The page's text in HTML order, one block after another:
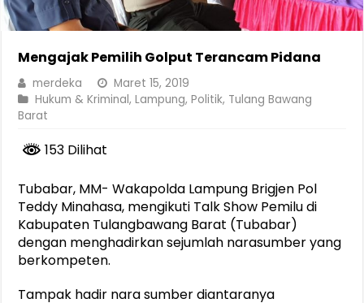
Mengajak Pemilih Golput Terancam Pidana
merdeka
Maret 15, 2019
Hukum & Kriminal,Lampung,Politik, Tulang Bawang
Barat
153 Dilihat
Tubabar, MM- Wakapolda Lampung Brigjen Pol
Teddy Minahasa, mengikuti Talk Show Pemilu di
Kabupaten Tulangbawang Barat (Tubabar)
dengan menghadirkan sejumlah narasumber yang
berkompeten.
Tampak hadir nara sumber diantaranya